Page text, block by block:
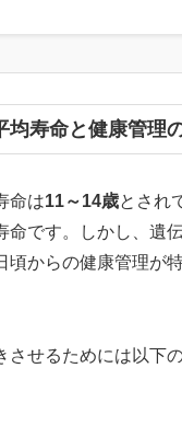
均寿命と健康管理
命は11～14歳とされ
命です。しかし、遺
頃からの健康管理が
させるためには以下